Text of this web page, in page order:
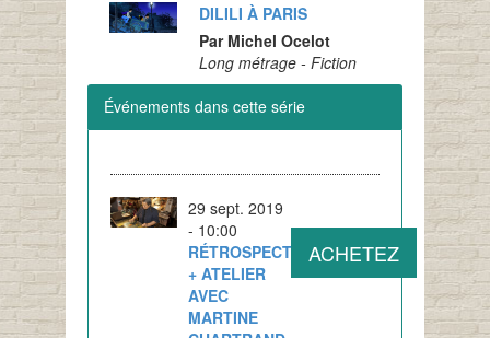
DILILI À PARIS
Par Michel Ocelot
Long métrage - Fiction
Événements dans cette série
29 sept. 2019
- 10:00
RÉTROSPECTIVE
+ ATELIER
AVEC
MARTINE
ACHETEZ